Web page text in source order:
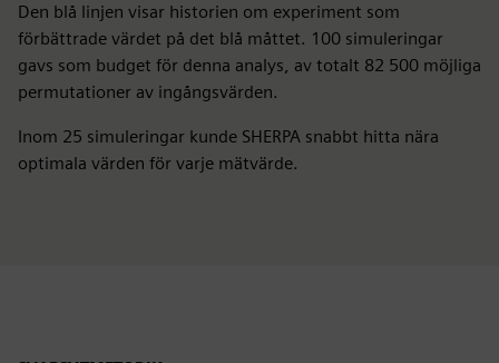
Den blå linjen visar historien om experiment som
förbättrade värdet på det blå måttet. 100 simuleringar
gavs som budget för denna analys, av totalt 82 500 möjliga
permutationer av ingångsvärden.
Inom 25 simuleringar kunde SHERPA snabbt hitta nära
optimala värden för varje mätvärde.